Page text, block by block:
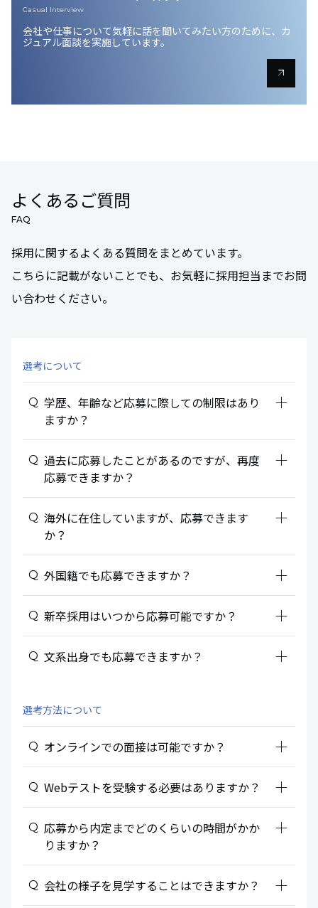
Casual Interview
会社や仕事について気軽に話を聞いてみたい方のために、 カ
ジュアル面談を実施しています。
arrow_outward
よくあるご質問
FAQ
採用に関するよくある質問をまとめています。
こちらに記載がないことでも、お気軽に採用担当までお問
い合わせください。
選考について
学歴、年齢など応募に際しての制限はあり
ますか？
add_2
過去に応募したことがあるのですが、再度
応募できますか？
add_2
海外に在住していますが、応募できます
か？
add_2
外国籍でも応募できますか？ add_2
新卒採用はいつから応募可能ですか？ add_2
文系出身でも応募できますか？ add_2
選考方法について
オンラインでの面接は可能ですか？ add_2
Webテストを受験する必要はありますか？ add_2
応募から内定までどのくらいの時間がかか
りますか？
add_2
会社の様子を見学することはできますか？ add_2